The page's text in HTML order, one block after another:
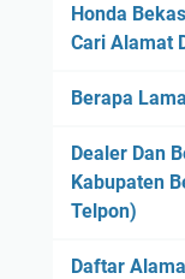
Honda
Cari Alamat
Berapa
Dealer Dan
Kabupaten
Telpon)
Daftar